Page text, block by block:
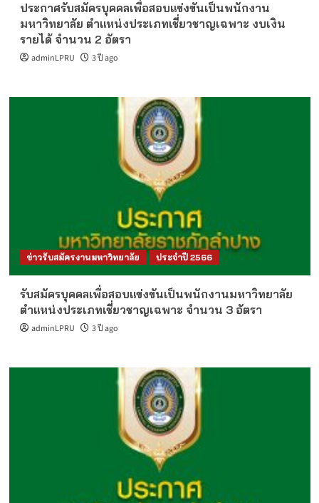
ประกาศรับสมัครบุคคลเพื่อสอบแข่งขันเป็นพนักงาน
มหาวิทยาลัย ตำแหน่งประเภทเชี่ยวชาญเฉพาะ งบเงิน
รายได้ จำนวน 2 อัตรา
adminLPRU 3 ปี ago
ข่าวรับสมัครงานมหาวิทยาลัย ประจำปี 2566
รับสมัครบุคคลเพื่อสอบแข่งขันเป็นพนักงานมหาวิทยาลัย
ตำแหน่งประเภทเชี่ยวชาญเฉพาะ จำนวน 3 อัตรา
adminLPRU 3 ปี ago